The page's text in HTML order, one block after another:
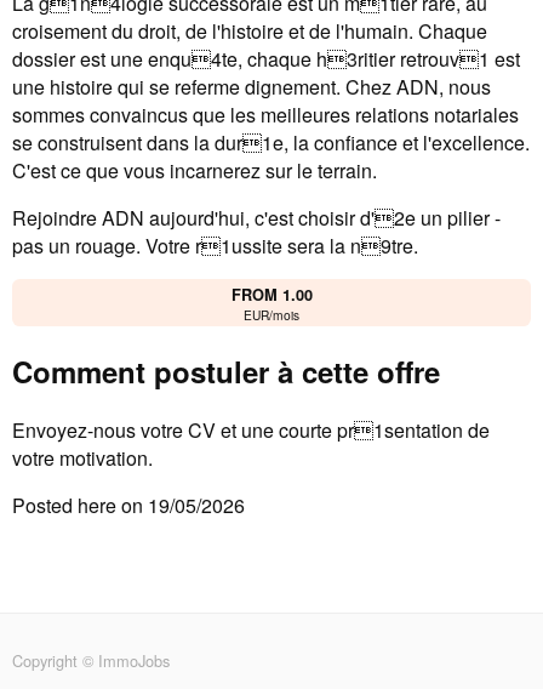
croisement du droit, de l'histoire et de l'humain. Chaque
dossier est une enqu4te, chaque h3ritier retrouv1 est
une histoire qui se referme dignement. Chez ADN, nous
sommes convaincus que les meilleures relations notariales
se construisent dans la dur1e, la confiance et l'excellence.
C'est ce que vous incarnerez sur le terrain.
Rejoindre ADN aujourd'hui, c'est choisir d'2e un pilier -
pas un rouage. Votre r1ussite sera la n9tre.
FROM 1.00
EUR/mois
Comment postuler à cette offre
Envoyez-nous votre CV et une courte pr1sentation de
votre motivation.
Posted here on 19/05/2026
Copyright © ImmoJobs